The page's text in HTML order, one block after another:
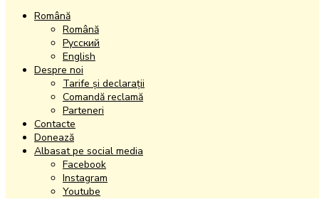
Română
Română
Русский
English
Despre noi
Tarife și declarații
Comandă reclamă
Parteneri
Contacte
Donează
Albasat pe social media
Facebook
Instagram
Youtube